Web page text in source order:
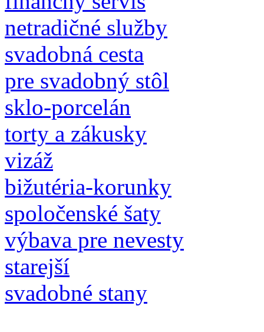
netradičné služby
svadobná cesta
pre svadobný stôl
sklo-porcelán
torty a zákusky
vizáž
bižutéria-korunky
spoločenské šaty
výbava pre nevesty
starejší
svadobné stany